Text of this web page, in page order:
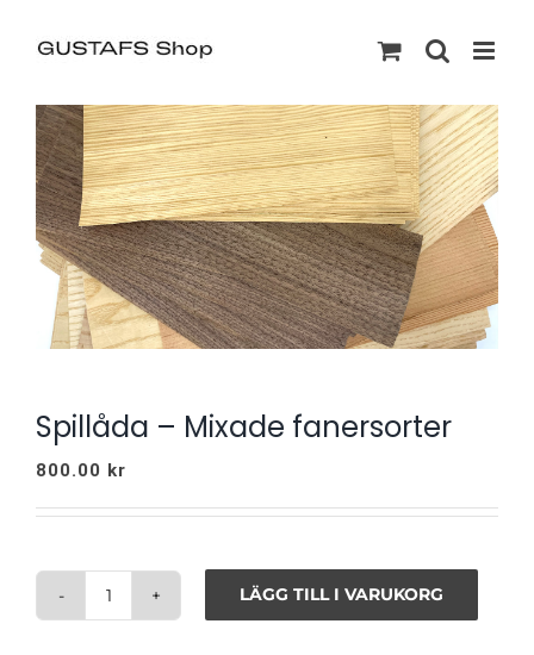
Spillåda – Mixade fanersorter
800.00 kr
Spillåda
LÄGG TILL I VARUKORG